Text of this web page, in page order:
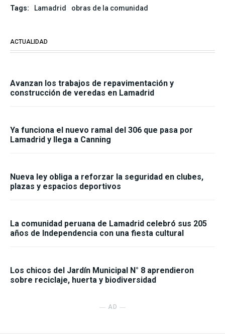
Tags: Lamadrid obras de la comunidad
ACTUALIDAD
Avanzan los trabajos de repavimentación y
construcción de veredas en Lamadrid
Ya funciona el nuevo ramal del 306 que pasa por
Lamadrid y llega a Canning
Nueva ley obliga a reforzar la seguridad en clubes,
plazas y espacios deportivos
La comunidad peruana de Lamadrid celebró sus 205
años de Independencia con una fiesta cultural
Los chicos del Jardín Municipal N° 8 aprendieron
sobre reciclaje, huerta y biodiversidad
― AD ―